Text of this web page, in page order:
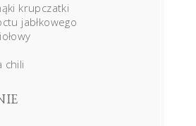
krupczatki
jabłkowego
chili